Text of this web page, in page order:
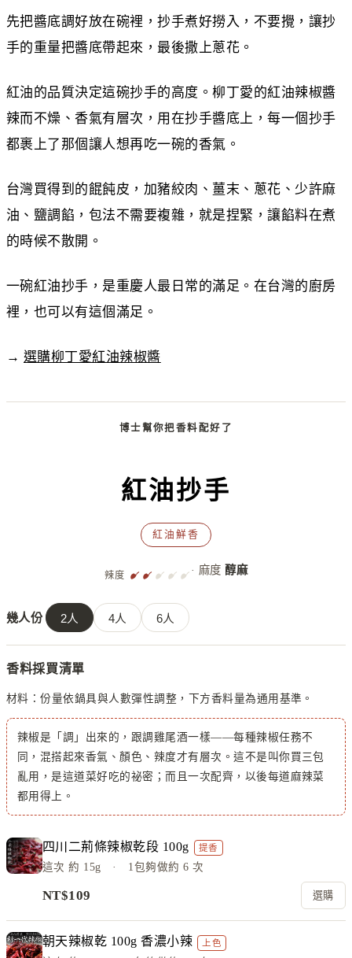
先把醬底調好放在碗裡，抄手煮好撈入，不要攪，讓抄
手的重量把醬底帶起來，最後撒上蔥花。
紅油的品質決定這碗抄手的高度。柳丁愛的紅油辣椒醬
辣而不燥、香氣有層次，用在抄手醬底上，每一個抄手
都裹上了那個讓人想再吃一碗的香氣。
台灣買得到的餛飩皮，加豬絞肉、薑末、蔥花、少許麻
油、鹽調餡，包法不需要複雜，就是捏緊，讓餡料在煮
的時候不散開。
一碗紅油抄手，是重慶人最日常的滿足。在台灣的廚房
裡，也可以有這個滿足。
→ 選購柳丁愛紅油辣椒醬
博士幫你把香料配好了
紅油抄手
紅油鮮香
辣度 · 麻度 醇麻
幾人份 2人 4人 6人
香料採買清單
材料：份量依鍋具與人數彈性調整，下方香料量為通用基準。
辣椒是「調」出來的，跟調雞尾酒一樣——每種辣椒任務不
同，混搭起來香氣、顏色、辣度才有層次。這不是叫你買三包
亂用，是這道菜好吃的祕密；而且一次配齊，以後每道麻辣菜
都用得上。
四川二荊條辣椒乾段 100g 提香
這次約 15g · 1包夠做約6 次
NT$109 選購
朝天辣椒乾 100g 香濃小辣 上色